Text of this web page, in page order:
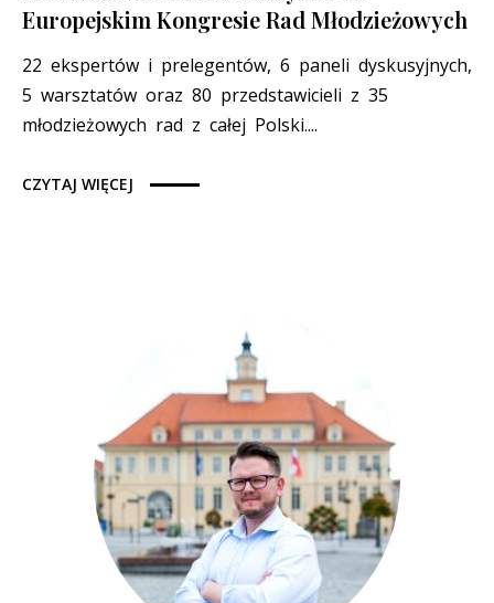
Europejskim Kongresie Rad Młodzieżowych
22 ekspertów i prelegentów, 6 paneli dyskusyjnych,
5 warsztatów oraz 80 przedstawicieli z 35
młodzieżowych rad z całej Polski....
CZYTAJ WIĘCEJ